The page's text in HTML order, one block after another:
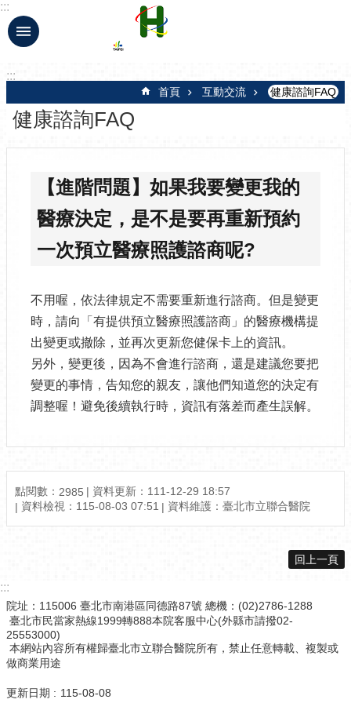
跳到主要內容區塊
:::
:::
首頁 互動交流 健康諮詢FAQ
健康諮詢FAQ
【進階問題】如果我要變更我的
醫療決定，是不是要再重新預約
一次預立醫療照護諮商呢?
不用喔，依法律規定不需要重新進行諮商。但是變更
時，請向「有提供預立醫療照護諮商」的醫療機構提
出變更或撤除，並再次更新您健保卡上的資訊。
另外，變更後，因為不會進行諮商，還是建議您要把
變更的事情，告知您的親友，讓他們知道您的決定有
調整喔！避免後續執行時，資訊有落差而產生誤解。
點閱數： 2985
資料更新：111-12-29 18:57
資料檢視：115-08-03 07:51
資料維護：臺北市立聯合醫院
回上一頁
:::
院址：115006 臺北市南港區同德路87號 總機：(02)2786-1288
臺北市民當家熱線1999轉888本院客服中心(外縣市請撥02-
25553000)
本網站內容所有權歸臺北市立聯合醫院所有，禁止任意轉載、複製或
做商業用途
更新日期 115-08-08